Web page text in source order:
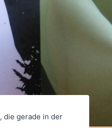
die gerade in der